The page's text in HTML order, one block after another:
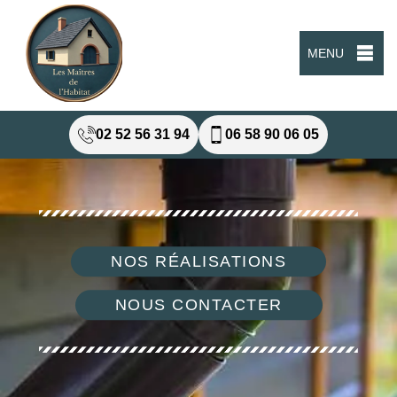
MENU
02 52 56 31 94 06 58 90 06 05
NOS RÉALISATIONS
NOUS CONTACTER